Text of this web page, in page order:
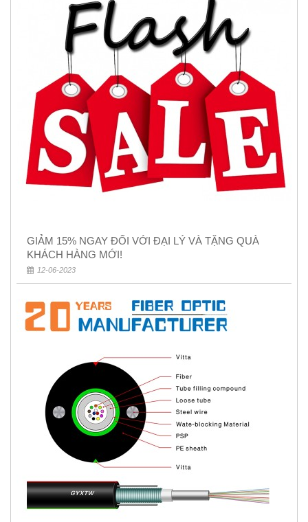
GIẢM 15% NGAY ĐỐI VỚI ĐẠI LÝ VÀ TẶNG QUÀ
KHÁCH HÀNG MỚI!
12-06-2023